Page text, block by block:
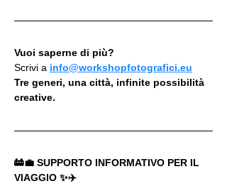
Vuoi saperne di più?
Scrivi a info@workshopfotografici.eu
Tre generi, una città, infinite possibilità
creative.
🚋💼 SUPPORTO INFORMATIVO PER IL
VIAGGIO ✨✈️